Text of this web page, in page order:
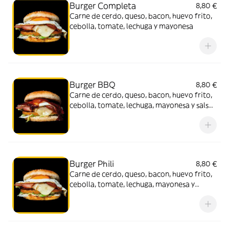
Burger Completa
8,80 €
Carne de cerdo, queso, bacon, huevo frito,
cebolla, tomate, lechuga y mayonesa
Burger BBQ
8,80 €
Carne de cerdo, queso, bacon, huevo frito,
cebolla, tomate, lechuga, mayonesa y salsa
Burger Phili
8,80 €
Carne de cerdo, queso, bacon, huevo frito,
cebolla, tomate, lechuga, mayonesa y